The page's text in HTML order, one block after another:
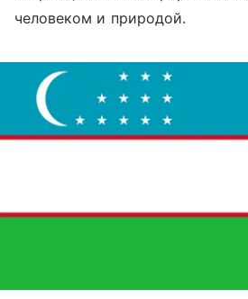
человеком и природой.